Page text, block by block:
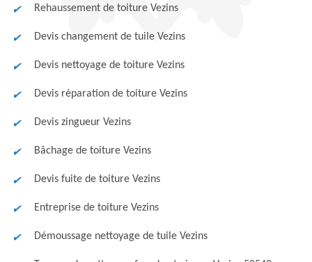
Rehaussement de toiture Vezins
Devis changement de tuile Vezins
Devis nettoyage de toiture Vezins
Devis réparation de toiture Vezins
Devis zingueur Vezins
Bâchage de toiture Vezins
Devis fuite de toiture Vezins
Entreprise de toiture Vezins
Démoussage nettoyage de tuile Vezins